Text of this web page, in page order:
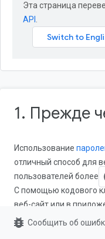
Эта страница
API
1. Прежде
Использование
отличный способ для
пользователей более
С помощью кодового
веб-сайт или в
блокировки экрана
bug_report Сообщить об